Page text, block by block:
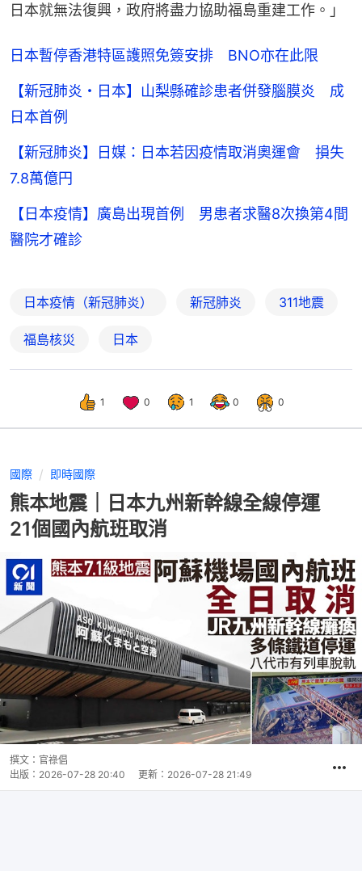
日本就無法復興，政府將盡力協助福島重建工作。」
日本暫停香港特區護照免簽安排 BNO亦在此限
【新冠肺炎・日本】山梨縣確診患者併發腦膜炎 成
日本首例
【新冠肺炎】日媒：日本若因疫情取消奧運會 損失
7.8萬億円
【日本疫情】廣島出現首例 男患者求醫8次換第4間
醫院才確診
日本疫情（新冠肺炎） 新冠肺炎 311地震
福島核災 日本
1 0 1 0 0
國際 即時國際
熊本地震｜日本九州新幹線全線停運
21個國內航班取消
撰文： 官祿倡
出版： 2026-07-28 20:40 更新： 2026-07-28 21:49